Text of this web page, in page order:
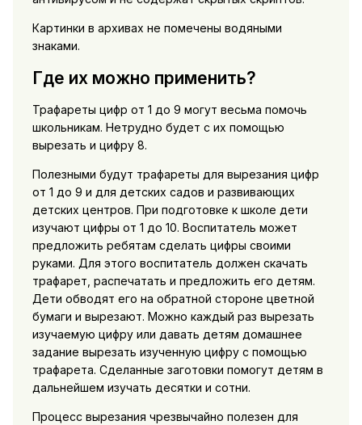
Картинки в архивах не помечены водяными
знаками.
Где их можно применить?
Трафареты цифр от 1 до 9 могут весьма помочь
школьникам. Нетрудно будет с их помощью
вырезать и цифру 8.
Полезными будут трафареты для вырезания цифр
от 1 до 9 и для детских садов и развивающих
детских центров. При подготовке к школе дети
изучают цифры от 1 до 10. Воспитатель может
предложить ребятам сделать цифры своими
руками. Для этого воспитатель должен скачать
трафарет, распечатать и предложить его детям.
Дети обводят его на обратной стороне цветной
бумаги и вырезают. Можно каждый раз вырезать
изучаемую цифру или давать детям домашнее
задание вырезать изученную цифру с помощью
трафарета. Сделанные заготовки помогут детям в
дальнейшем изучать десятки и сотни.
Процесс вырезания чрезвычайно полезен для